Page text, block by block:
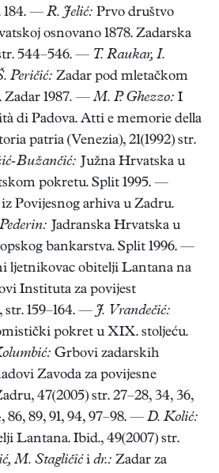
184. — R. Jelić: Prvo društvo
osnovano 1878. Zadarska
544–546. — T. Raukar, I.
Peričić: Zadar pod mletačkom
Zadar 1987. —M. P. Ghezzo: I
di Padova. Atti e memorie della
patria (Venezia), 21(1992) str.
Bužančić: Južna Hrvatska u
pokretu. Split 1995. —
Povijesnog arhiva u Zadru.
Jadranska Hrvatska u
bankarstva. Split 1996. —
ljetnikovac obitelji Lantana na
Instituta za povijest
str. 159–164. — J. Vrandečić:
pokret u XIX. stoljeću.
Grbovi zadarskih
Zavoda za povijesne
47(2005) str. 27–28, 34, 36,
86, 89, 91, 94, 97–98. — D. Kolić:
Lantana. Ibid., 49(2007) str.
M. Stagličić i dr.: Zadar za